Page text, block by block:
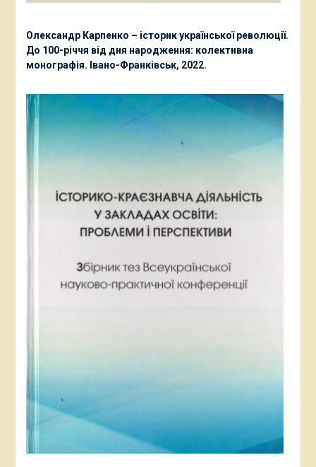
Олександр Карпенко – історик української революції.
До 100-річчя від дня народження: колективна
монографія. Івано-Франківськ, 2022.